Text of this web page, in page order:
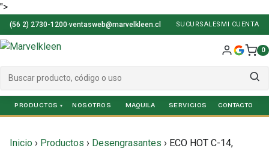
">
(56 2) 2730-1200·ventasweb@marvelkleen.cl SUCURSALES MI CUENTA
0
PRODUCTOS NOSOTROS SERVICIOS
Inicio › Productos › Desengrasantes › ECO HOT C-14,